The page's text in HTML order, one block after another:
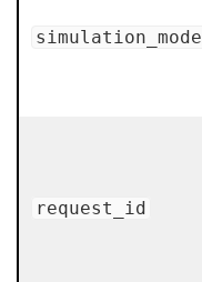
simulation_mode
request_id